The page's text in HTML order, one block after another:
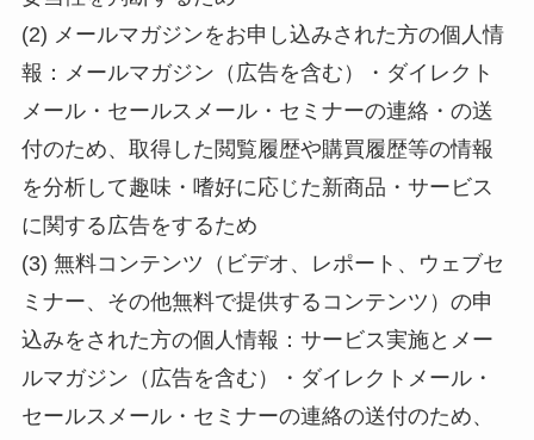
(2) メールマガジンをお申し込みされた方の個人情
報：メールマガジン（広告を含む）・ダイレクト
メール・セールスメール・セミナーの連絡・の送
付のため、取得した閲覧履歴や購買履歴等の情報
を分析して趣味・嗜好に応じた新商品・サービス
に関する広告をするため
(3) 無料コンテンツ（ビデオ、レポート、ウェブセ
ミナー、その他無料で提供するコンテンツ）の申
込みをされた方の個人情報：サービス実施とメー
ルマガジン（広告を含む）・ダイレクトメール・
セールスメール・セミナーの連絡の送付のため、